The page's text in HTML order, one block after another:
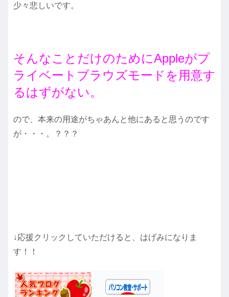
少々悲しいです。
そんなことだけのためにAppleがプ
ライベートブラウズモードを用意す
るはずがない。
ので、本来の用途がちゃあんと他にあると思うのです
が・・・。？？？
↓応援クリックしていただけると、はげみになりま
す！！